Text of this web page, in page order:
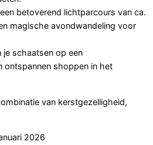
betoverend lichtparcours van ca.
magische avondwandeling voor
schaatsen op een
ontspannen shoppen in het
van kerstgezelligheid,
2026